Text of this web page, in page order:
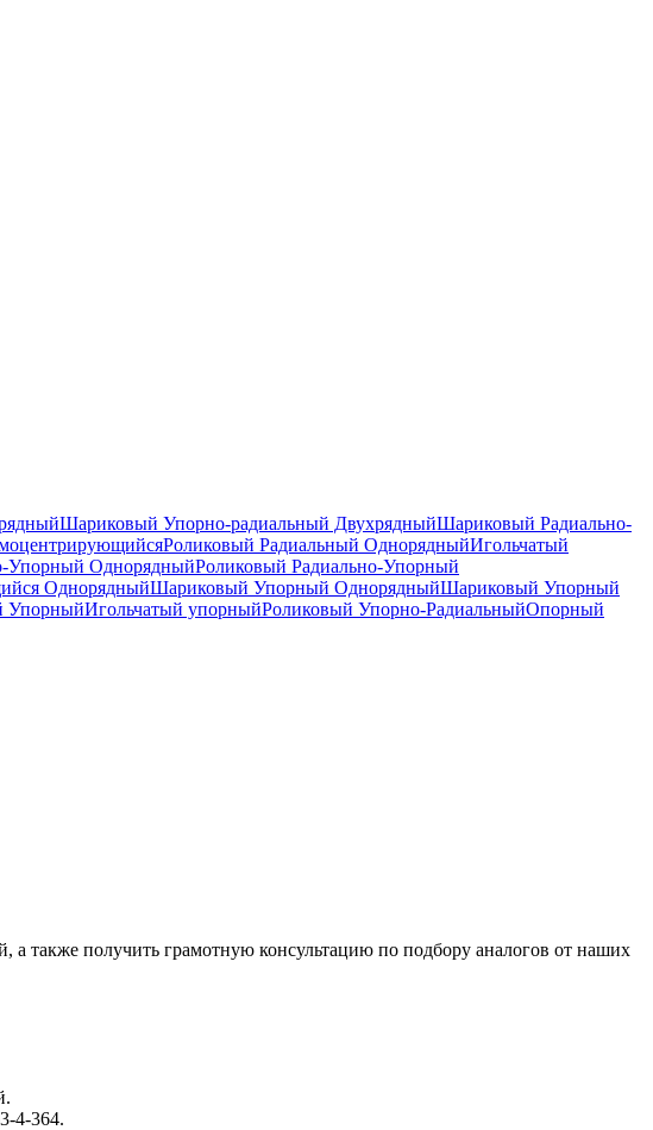
Шариковый Упорно-радиальный ДвухрядныйШариковый Радиально-
Роликовый Радиальный ОднорядныйИгольчатый
Упорный ОднорядныйРоликовый Радиально-Упорный
ОднорядныйШариковый Упорный ОднорядныйШариковый Упорный
УпорныйИгольчатый упорныйРоликовый Упорно-РадиальныйОпорный
также получить грамотную консультацию по подбору аналогов от наших
4-364.